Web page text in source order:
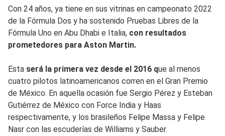
Con 24 años, ya tiene en sus vitrinas en campeonato 2022
de la Fórmula Dos y ha sostenido Pruebas Libres de la
Fórmula Uno en Abu Dhabi e Italia, con resultados
prometedores para Aston Martin.
Esta será la primera vez desde el 2016 que al menos
cuatro pilotos latinoamericanos corren en el Gran Premio
de México. En aquella ocasión fue Sergio Pérez y Esteban
Gutiérrez de México con Force India y Haas
respectivamente, y los brasileños Felipe Massa y Felipe
Nasr con las escuderías de Williams y Sauber.